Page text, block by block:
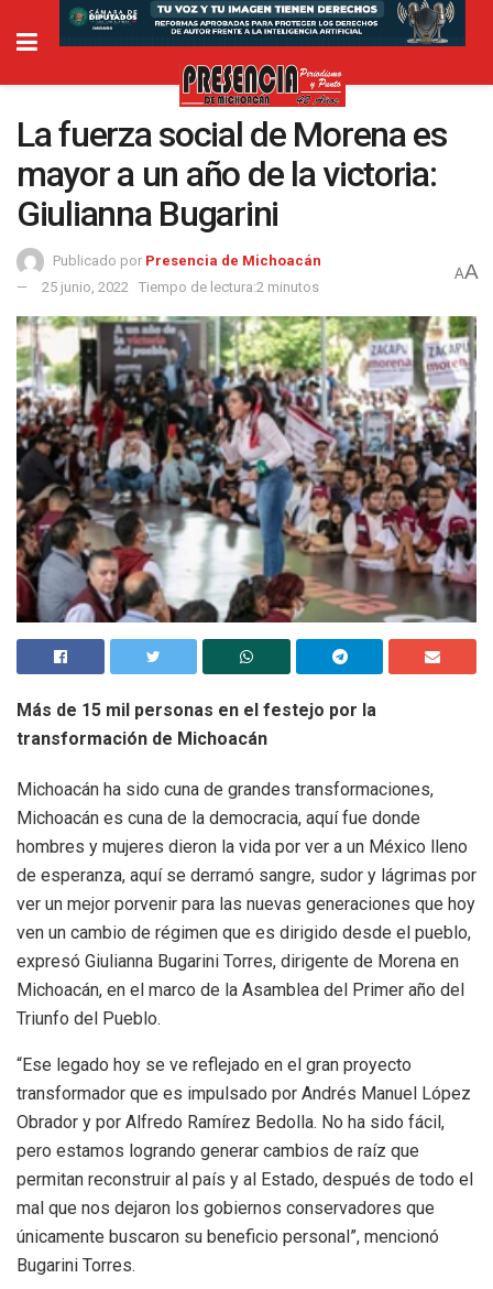
La fuerza social de Morena es
mayor a un año de la victoria:
Giulianna Bugarini
Publicado por Presencia de Michoacán
25 junio, 2022
Tiempo de lectura:2 minutos
AA
Más de 15 mil personas en el festejo por la
transformación de Michoacán
Michoacán ha sido cuna de grandes transformaciones,
Michoacán es cuna de la democracia, aquí fue donde
hombres y mujeres dieron la vida por ver a un México lleno
de esperanza, aquí se derramó sangre, sudor y lágrimas por
ver un mejor porvenir para las nuevas generaciones que hoy
ven un cambio de régimen que es dirigido desde el pueblo,
expresó Giulianna Bugarini Torres, dirigente de Morena en
Michoacán, en el marco de la Asamblea del Primer año del
Triunfo del Pueblo.
“Ese legado hoy se ve reflejado en el gran proyecto
transformador que es impulsado por Andrés Manuel López
Obrador y por Alfredo Ramírez Bedolla. No ha sido fácil,
pero estamos logrando generar cambios de raíz que
permitan reconstruir al país y al Estado, después de todo el
mal que nos dejaron los gobiernos conservadores que
únicamente buscaron su beneficio personal”, mencionó
Bugarini Torres.